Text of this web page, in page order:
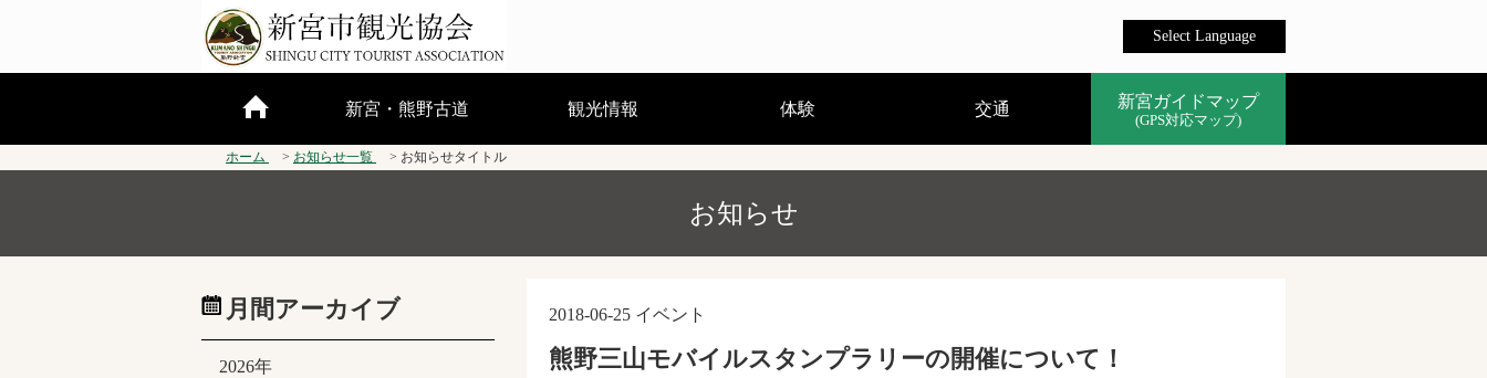
Select Language
新宮・熊野古道
世界遺産のまち 新宮
熊野三山
熊野古道
新宮モダン
観光情報
見る・遊ぶ・温泉
宿泊
お食事
お買物
祭り・イベント
観光案内所・観光ガイド
観光パンフレット・マップ
体験
体験コース
ガイドと歩くまち歩き
熊野曼荼羅絵解き
浴衣で散歩
かき氷サプライズ
グルメ編
ティ
歩き方編
キャラ弁教室開催中
交通 新宮ガイドマップ
(GPS対応マップ)
ホーム お知らせ一覧 お知らせタイトル
お知らせ
2018-06-25 イベント
熊野三山モバイルスタンプラリーの開催について！
月間アーカイブ
2026年